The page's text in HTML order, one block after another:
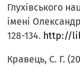
Глухівського
імені
128-134. http://
Кравець, С. Г.